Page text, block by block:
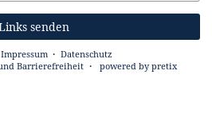
senden
Impressum
Datenschutz
Barrierefreiheit
powered by pretix